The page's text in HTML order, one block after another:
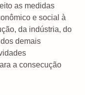
as medidas
e social à
da indústria, do
demais
a consecução